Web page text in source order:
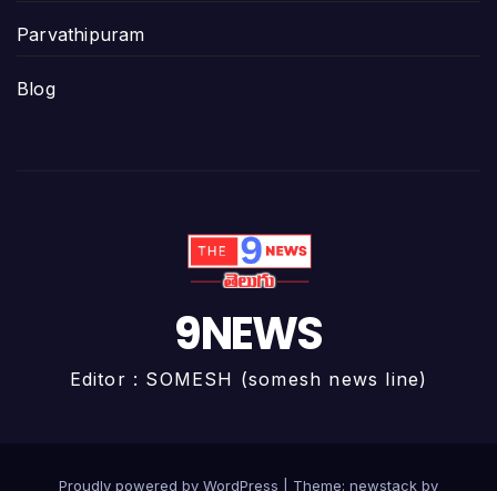
Parvathipuram
Blog
9NEWS
Editor : SOMESH (somesh news line)
Proudly powered by WordPress Theme: newstack by